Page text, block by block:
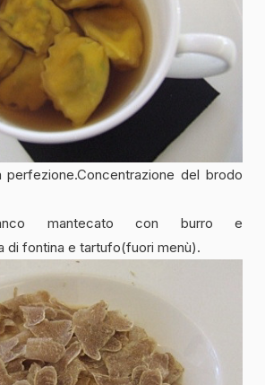
perfezione.Concentrazione del brodo
mantecato con burro e
di fontina e tartufo(fuori menù).